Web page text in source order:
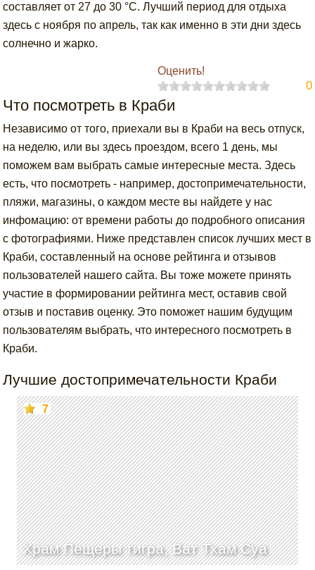
составляет от 27 до 30 °С. Лучший период для отдыха
здесь с ноября по апрель, так как именно в эти дни здесь
солнечно и жарко.
Оценить!
0
Что посмотреть в Краби
Независимо от того, приехали вы в Краби на весь отпуск,
на неделю, или вы здесь проездом, всего 1 день, мы
поможем вам выбрать самые интересные места. Здесь
есть, что посмотреть - например, достопримечательности,
пляжи, магазины, о каждом месте вы найдете у нас
инфомацию: от времени работы до подробного описания
с фотографиями. Ниже представлен список лучших мест в
Краби, составленный на основе рейтинга и отзывов
пользователей нашего сайта. Вы тоже можете принять
участие в формировании рейтинга мест, оставив свой
отзыв и поставив оценку. Это поможет нашим будущим
пользователям выбрать, что интересного посмотреть в
Краби.
Лучшие достопримечательности Краби
Храм Пещеры тигра, Ват Тхам Суа
7